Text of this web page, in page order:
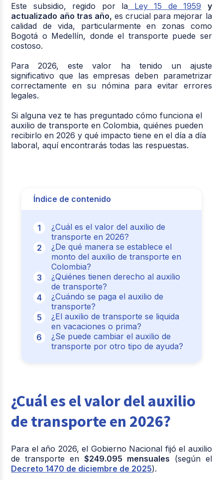
Este subsidio, regido por la
Ley 15 de 1959
y
actualizado año tras año, es crucial para mejorar la
calidad de vida, particularmente en zonas como
Bogotá o Medellín, donde el transporte puede ser
costoso.
Para 2026, este valor ha tenido un ajuste
significativo que las empresas deben parametrizar
correctamente en su nómina para evitar errores
legales.
Si alguna vez te has preguntado cómo funciona el
auxilio de transporte en Colombia, quiénes pueden
recibirlo en 2026 y qué impacto tiene en el día a día
laboral, aquí encontrarás todas las respuestas.
Índice de contenido
¿Cuál es el valor del auxilio de
transporte en 2026?
¿De qué manera se establece el
monto del auxilio de transporte en
Colombia?
¿Quiénes tienen derecho al auxilio
de transporte?
¿Cuándo se paga el auxilio de
transporte?
¿El auxilio de transporte se liquida
en vacaciones o prima?
¿Se puede cambiar el auxilio de
transporte por otro tipo de ayuda?
¿Cuál es el valor del auxilio
de transporte en 2026?
Para el año 2026, el Gobierno Nacional fijó el auxilio
de transporte en $249.095 mensuales (según el
Decreto 1470 de diciembre de 2025).